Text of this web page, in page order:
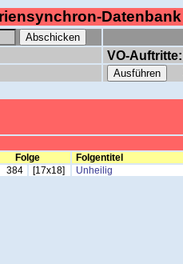
Datenbank
VO-Auftritte:
Folge Folgentitel
384 [17x18] Unheilig